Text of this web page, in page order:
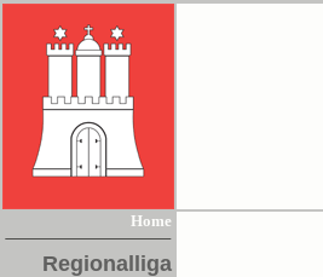
Home
Regionalliga